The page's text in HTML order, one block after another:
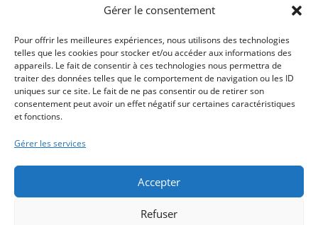
Gérer le consentement
Pour offrir les meilleures expériences, nous utilisons des technologies
telles que les cookies pour stocker et/ou accéder aux informations des
appareils. Le fait de consentir à ces technologies nous permettra de
traiter des données telles que le comportement de navigation ou les ID
uniques sur ce site. Le fait de ne pas consentir ou de retirer son
consentement peut avoir un effet négatif sur certaines caractéristiques
et fonctions.
Gérer les services
Accepter
Refuser
Article précédent
LIMITATION DE VITESSE SUR AULT
⛺️ 𝐂𝐀𝐌𝐏𝐈𝐍𝐆 𝐎𝐍𝐈𝐕𝐀𝐋-𝐖𝐎𝐈𝐆𝐍𝐀𝐑𝐔𝐄